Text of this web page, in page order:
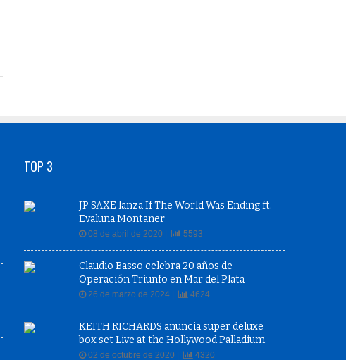
TOP 3
JP SAXE lanza If The World Was Ending ft.
Evaluna Montaner
08 de abril de 2020 | 5593
Claudio Basso celebra 20 años de
Operación Triunfo en Mar del Plata
26 de marzo de 2024 | 4624
KEITH RICHARDS anuncia super deluxe
box set Live at the Hollywood Palladium
02 de octubre de 2020 | 4320